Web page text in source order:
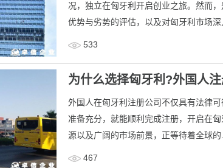
况，独立在匈牙利开启创业之旅。然而
优势与劣势的评估，以及对匈牙利市场深
533
为什么选择匈牙利?外国人
外国人在匈牙利注册公司不仅具有法律
准备充分，就能顺利完成注册，开启在
源以及广阔的市场前景，正等待着全球的
467